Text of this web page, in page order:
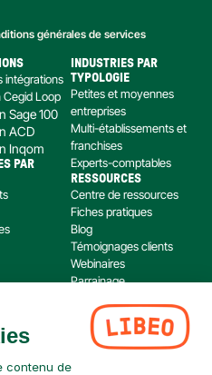
générales de services
au RCS de Créteil, dont le siège social
est enregistré auprès de l’Organisme
assurance, banque et finance (ORIAS) sous
en opérations de banque et en services de
intégrations
Cegid Loop
Sage 100
ACD
Inqom
PAR
INDUSTRIES PAR
TYPOLOGIE
Petites et moyennes
entreprises
Multi-établissements et
franchises
Experts-comptables
RESSOURCES
Centre de ressources
Fiches pratiques
Blog
Témoignages clients
Webinaires
Parrainage
contenu de